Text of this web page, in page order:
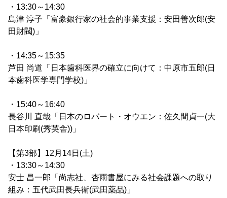
・13:30～14:30
島津 淳子「富豪銀行家の社会的事業支援：安田善次郎(安
田財閥)」
・14:35～15:35
芦田 尚道「日本歯科医界の確立に向けて：中原市五郎(日
本歯科医学専門学校)」
・15:40～16:40
長谷川 直哉「日本のロバート・オウエン：佐久間貞一(大
日本印刷(秀英舎))」
【第3部】12月14日(土)
・13:30～14:30
安士 昌一郎「尚志社、杏雨書屋にみる社会課題への取り
組み：五代武田長兵衛(武田薬品)」